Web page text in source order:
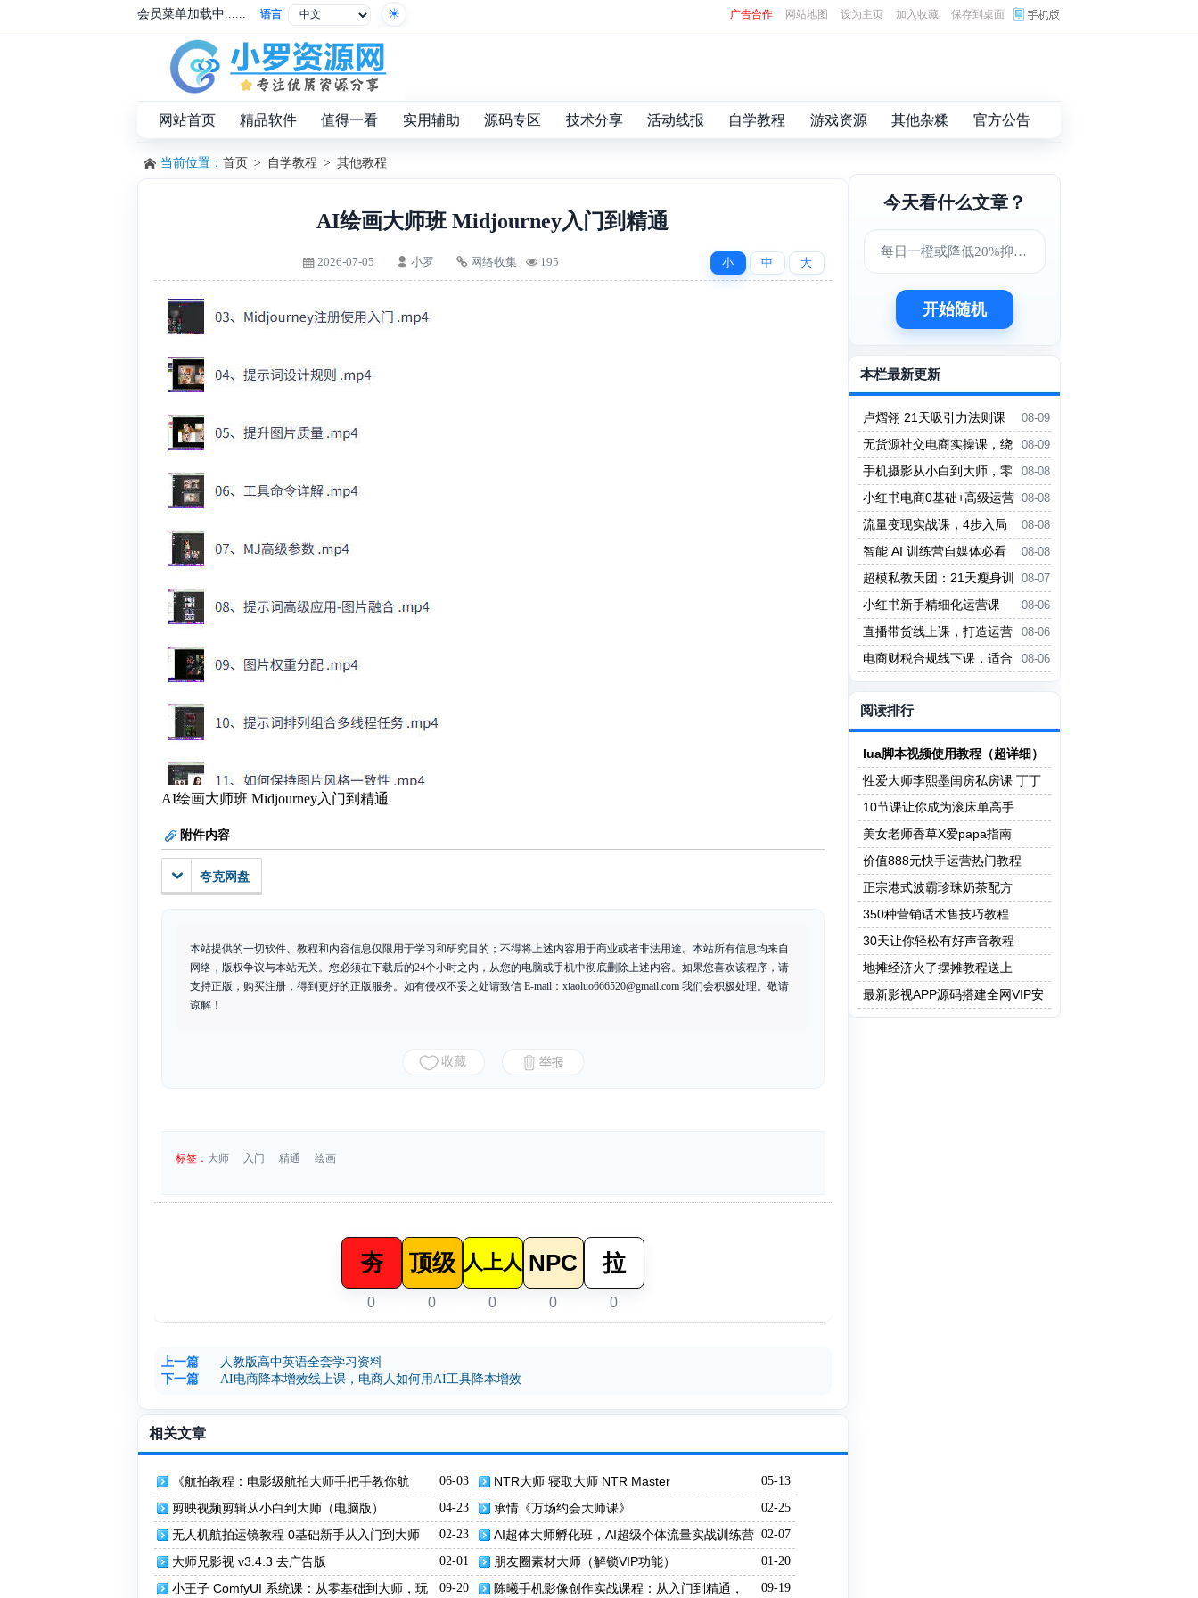
会员菜单加载中...... 语言 广告合作 网站地图 设为主页 加入收藏 保存到桌面
网站首页 精品软件 值得一看 实用辅助 源码专区 技术分享 活动线报 自学教程 游戏资源 其他杂糅 官方公告
当前位置： 首页 > 自学教程 > 其他教程
AI绘画大师班 Midjourney入门到精通
小 中 大
2026-07-05 小罗 网络收集 195
AI绘画大师班 Midjourney入门到精通
附件内容
夸克网盘
本站提供的一切软件、教程和内容信息仅限用于学习和研究目的；不得将上述内容用于商业或者非法用途。本站所有信息均来自
网络，版权争议与本站无关。您必须在下载后的24个小时之内，从您的电脑或手机中彻底删除上述内容。如果您喜欢该程序，请
支持正版，购买注册，得到更好的正版服务。如有侵权不妥之处请致信 E-mail： xiaoluo666520@gmail.com 我们会积极处理。敬请
谅解！
标签： 大师 入门 精通 绘画
夯
0
顶级
0
人上人
0
NPC
0
拉
0
上一篇
人教版高中英语全套学习资料
下一篇
AI电商降本增效线上课，电商人如何用AI工具降本增效
相关文章
06-03
《航拍教程：电影级航拍大师手把手教你航
拍，大疆各系无人机学习》
05-13
NTR大师 寝取大师 NTR Master
04-23
剪映视频剪辑从小白到大师（电脑版） 02-25
承情《万场约会大师课》
02-23
无人机航拍运镜教程 0基础新手从入门到大师 02-07
AI超体大师孵化班，AI超级个体流量实战训练营
02-01
大师兄影视 v3.4.3 去广告版 01-20
朋友圈素材大师（解锁VIP功能）
09-20
小王子 ComfyUI 系统课：从零基础到大师，玩 09-19
陈曦手机影像创作实战课程：从入门到精通，
今天看什么文章？
每日一橙或降低20%抑郁症风险，肠道菌群成关键因素
开始随机
本栏最新更新
08-09
卢熠翎 21天吸引力法则课
程
08-09
无货源社交电商实操课，绕
开传统互联网电商模式，撒豆成
兵，实现跨平台交易
08-08
手机摄影从小白到大师，零
基础带你学习手机摄影，拍出朋友
圈点赞大片
08-08
小红书电商0基础+高级运营
课，新人小白必学方法，实操教学
+案例分析
08-08
流量变现实战课，4步入局
系统教学，实现时间价值10倍提
升
08-08
智能 AI 训练营自媒体必看
课程
08-07
超模私教天团：21天瘦身训
练营（完结）
08-06
小红书新手精细化运营课
程，每天抽空操作三小时，零基础
小白轻松上手
08-06
直播带货线上课，打造运营
型主播，起号、话术、运营，直播
带货全方案系统化学习
08-06
电商财税合规线下课，适合
老板+财务，教你规避涉税风险，
实现低成本合规经营
阅读排行
lua脚本视频使用教程（超详细）
性爱大师李熙墨闺房私房课 丁丁
保健操
10节课让你成为滚床单高手
美女老师香草X爱papa指南
价值888元快手运营热门教程
正宗港式波霸珍珠奶茶配方
350种营销话术售技巧教程
30天让你轻松有好声音教程
地摊经济火了摆摊教程送上
最新影视APP源码搭建全网VIP安
卓 Apicould非蓝鸟e4a 附成品app